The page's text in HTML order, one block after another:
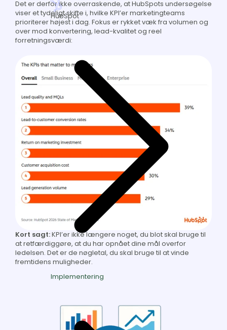
HubSpot
Implementering
Det er derfor ikke overraskende, at HubSpots undersøgelse
viser et tydeligt skifte i, hvilke KPI’er marketingteams
prioriterer højest i dag. Fokus er rykket væk fra volumen og
over mod konvertering, lead-kvalitet og reel
forretningsværdi:
Kort sagt:KPI’er ikke længere noget, du blot skal bruge til
at retfærdiggøre, at du har opnået dine mål overfor
ledelsen. Det er de nøgletal, du skal bruge til at vinde
fremtidens muligheder.